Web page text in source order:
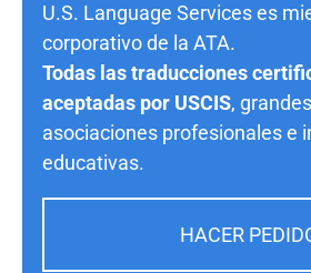
U.S. Language Services es
corporativo de la ATA.
Todas las traducciones
aceptadas por USCIS,
asociaciones profesionales e
educativas.
HACER